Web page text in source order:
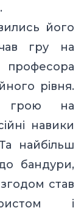
його
гру на
рівня.
грою на
навики
найбільш
бандури,
став
і